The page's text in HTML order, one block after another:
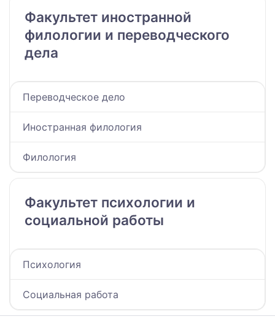
Факультет иностранной
филологии и переводческого
дела
Переводческое дело
Иностранная филология
Филология
Факультет психологии и
социальной работы
Психология
Социальная работа